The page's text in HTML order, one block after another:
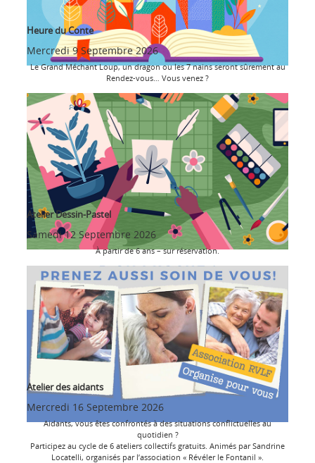
Heure du Conte
Mercredi 9 Septembre 2026
Le Grand Méchant Loup, un dragon ou les 7 nains seront sûrement au
Rendez-vous… Vous venez ?
Atelier Dessin-Pastel
Samedi 12 Septembre 2026
À partir de 6 ans – sur réservation.
Atelier des aidants
Mercredi 16 Septembre 2026
Aidants, vous êtes confrontés à des situations conflictuelles au
quotidien ?
Participez au cycle de 6 ateliers collectifs gratuits. Animés par Sandrine
Locatelli, organisés par l’association « Révéler le Fontanil ».